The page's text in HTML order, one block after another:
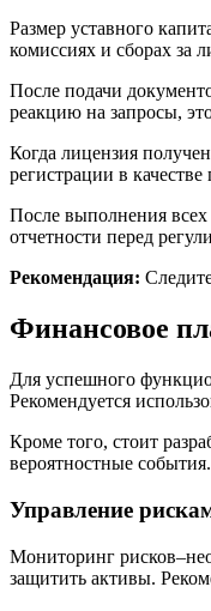
Размер уставного
комиссиях и сборах за
После подачи
реакцию на запросы,
Когда лицензия
регистрации в
После выполнения всех
отчетности перед
Рекомендация:
Финансовое
Для успешного
Рекомендуется
Кроме того, стоит
вероятностные
Управление
Мониторинг
защитить активы.